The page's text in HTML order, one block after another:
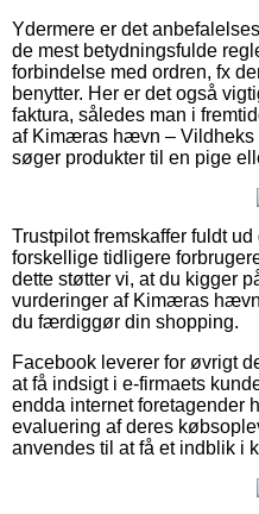
Ydermere er det
de mest betydningsfulde
forbindelse med ordren, fx
benytter. Her er det også
faktura, således man i
af Kimæras hævn – Vildheks
søger produkter til en pige
Trustpilot fremskaffer fuldt
forskellige tidligere
dette støtter vi, at du kigger
vurderinger af Kimæras
du færdiggør din shopping.
Facebook leverer for øvrigt
at få indsigt i e-firmaets
endda internet foretagender
evaluering af deres
anvendes til at få et indblik i